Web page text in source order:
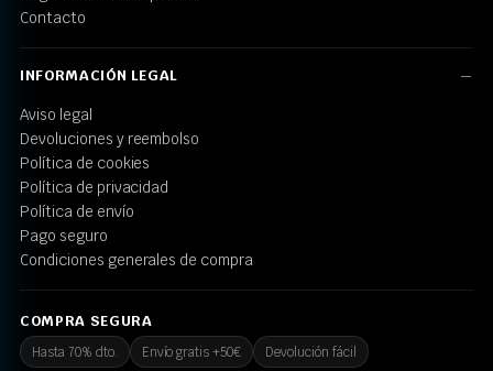
Contacto
INFORMACIÓN LEGAL
Aviso legal
Devoluciones y reembolso
Política de cookies
Política de privacidad
Política de envío
Pago seguro
Condiciones generales de compra
COMPRA SEGURA
Hasta 70% dto. Envío gratis +50€ Devolución fácil